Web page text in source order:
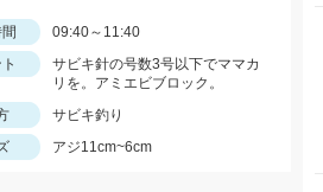
09:40～11:40
サビキ針の号数3号以下でママカ
リを。アミエビブロック。
サビキ釣り
アジ11cm~6cm